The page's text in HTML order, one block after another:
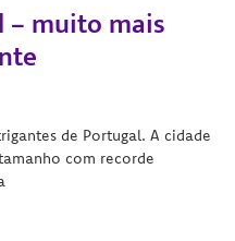
– muito mais
de Portugal. A cidade
com recorde